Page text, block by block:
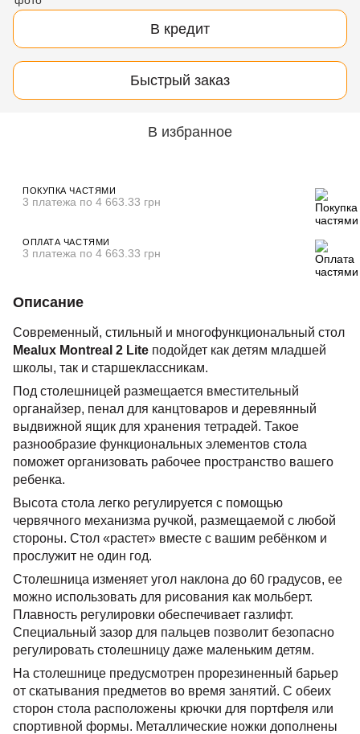
В кредит
Быстрый заказ
В избранное
ПОКУПКА ЧАСТЯМИ
3 платежа по 4 663.33 грн
ОПЛАТА ЧАСТЯМИ
3 платежа по 4 663.33 грн
Описание
Современный, стильный и многофункциональный стол
Mealux Montreal 2 Lite подойдет как детям младшей
школы, так и старшеклассникам.
Под столешницей размещается вместительный
органайзер, пенал для канцтоваров и деревянный
выдвижной ящик для хранения тетрадей. Такое
разнообразие функциональных элементов стола
поможет организовать рабочее пространство вашего
ребенка.
Высота стола легко регулируется с помощью
червячного механизма ручкой, размещаемой с любой
стороны. Стол «растет» вместе с вашим ребёнком и
прослужит не один год.
Столешница изменяет угол наклона до 60 градусов, ее
можно использовать для рисования как мольберт.
Плавность регулировки обеспечивает газлифт.
Специальный зазор для пальцев позволит безопасно
регулировать столешницу даже маленьким детям.
На столешнице предусмотрен прорезиненный барьер
от скатывания предметов во время занятий. С обеих
сторон стола расположены крючки для портфеля или
спортивной формы. Металлические ножки дополнены